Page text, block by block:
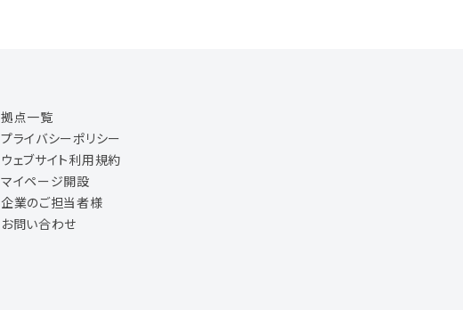
拠点一覧
プライバシーポリシー
ウェブサイト利用規約
マイページ開設
企業のご担当者様
お問い合わせ